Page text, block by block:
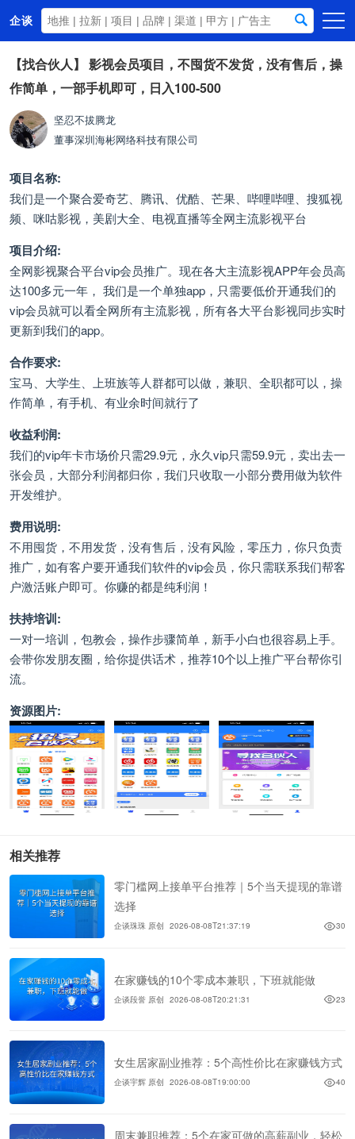
企谈
首页
商务资源
资讯动态
关于我们
【找合伙人】 影视会员项目，不囤货不发货，没有售后，操
作简单，一部手机即可，日入100-500
坚忍不拔腾龙
董事深圳海彬网络科技有限公司
项目名称:
我们是一个聚合爱奇艺、腾讯、优酷、芒果、哔哩哔哩、搜狐视
频、咪咕影视，美剧大全、电视直播等全网主流影视平台
项目介绍:
全网影视聚合平台vip会员推广。现在各大主流影视APP年会员高
达100多元一年， 我们是一个单独app，只需要低价开通我们的
vip会员就可以看全网所有主流影视，所有各大平台影视同步实时
更新到我们的app。
合作要求:
宝马、大学生、上班族等人群都可以做，兼职、全职都可以，操
作简单，有手机、有业余时间就行了
收益利润:
我们的vip年卡市场价只需29.9元，永久vip只需59.9元，卖出去一
张会员，大部分利润都归你，我们只收取一小部分费用做为软件
开发维护。
费用说明:
不用囤货，不用发货，没有售后，没有风险，零压力，你只负责
推广，如有客户要开通我们软件的vip会员，你只需联系我们帮客
户激活账户即可。你赚的都是纯利润！
扶持培训:
一对一培训，包教会，操作步骤简单，新手小白也很容易上手。
会带你发朋友圈，给你提供话术，推荐10个以上推广平台帮你引
流。
资源图片:
相关推荐
零门槛网上接单平台推荐｜5个当天提现的靠谱
选择
企谈珠珠 原创 2026-08-08T21:37:19 30
在家赚钱的10个零成本兼职，下班就能做
企谈段誉 原创 2026-08-08T20:21:31 23
女生居家副业推荐：5个高性价比在家赚钱方式
企谈宇辉 原创 2026-08-08T19:00:00 40
周末兼职推荐：5个在家可做的高薪副业，轻松